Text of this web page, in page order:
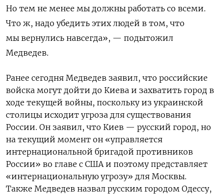
Но тем не менее мы должны работать со всеми.
Что ж, надо убедить этих людей в том, что
мы вернулись навсегда», — подытожил
Медведев.
Ранее сегодня Медведев заявил, что российские
войска могут дойти до Киева и захватить город в
ходе текущей войны, поскольку из украинской
столицы исходит угроза для существования
России. Он заявил, что Киев — русский город, но
на текущий момент он «управляется
интернациональной бригадой противников
России» во главе с США и поэтому представляет
«интернациональную угрозу» для Москвы.
Также Медведев назвал русским городом Одессу,